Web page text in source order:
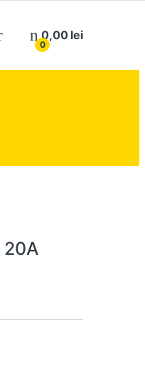
My Account
0
0,00 lei
20A